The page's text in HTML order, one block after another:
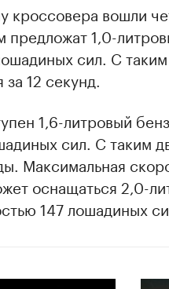
кроссовера вошли
предложат 1,0-
сил. С
12 секунд.
1,6-литровый
сил. С таким
Максимальная
оснащаться 2,0-
147 лошадиных